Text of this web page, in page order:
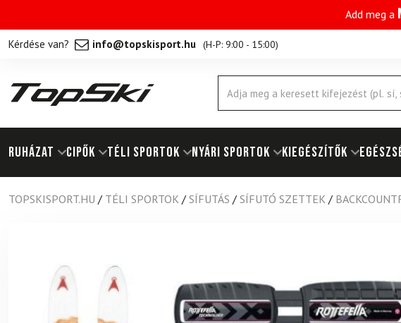
Add meg a
Kérdése van? info@topskisport.hu (H-P: 9:00 - 15:00)
Products
search
RUHÁZAT Cipők TÉLI SPORTOK NYÁRI SPORTOK KIEGÉSZÍTŐK
TOPSKISPORT.HU / TÉLI SPORTOK / SÍFUTÁS / SÍFUTÓ SZETTEK /